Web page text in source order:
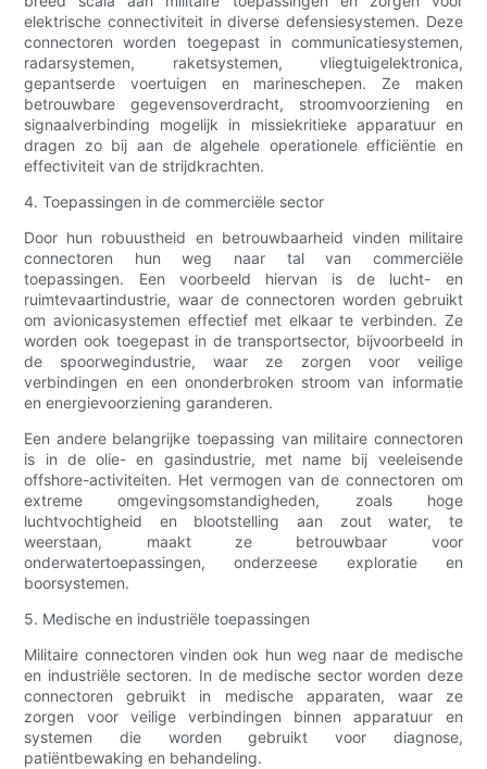
elektrische connectiviteit in diverse defensiesystemen. Deze
connectoren worden toegepast in communicatiesystemen,
radarsystemen, raketsystemen, vliegtuigelektronica,
gepantserde voertuigen en marineschepen. Ze maken
betrouwbare gegevensoverdracht, stroomvoorziening en
signaalverbinding mogelijk in missiekritieke apparatuur en
dragen zo bij aan de algehele operationele efficiëntie en
effectiviteit van de strijdkrachten.
4. Toepassingen in de commerciële sector
Door hun robuustheid en betrouwbaarheid vinden militaire
connectoren hun weg naar tal van commerciële
toepassingen. Een voorbeeld hiervan is de lucht- en
ruimtevaartindustrie, waar de connectoren worden gebruikt
om avionicasystemen effectief met elkaar te verbinden. Ze
worden ook toegepast in de transportsector, bijvoorbeeld in
de spoorwegindustrie, waar ze zorgen voor veilige
verbindingen en een ononderbroken stroom van informatie
en energievoorziening garanderen.
Een andere belangrijke toepassing van militaire connectoren
is in de olie- en gasindustrie, met name bij veeleisende
offshore-activiteiten. Het vermogen van de connectoren om
extreme omgevingsomstandigheden, zoals hoge
luchtvochtigheid en blootstelling aan zout water, te
weerstaan, maakt ze betrouwbaar voor
onderwatertoepassingen, onderzeese exploratie en
boorsystemen.
5. Medische en industriële toepassingen
Militaire connectoren vinden ook hun weg naar de medische
en industriële sectoren. In de medische sector worden deze
connectoren gebruikt in medische apparaten, waar ze
zorgen voor veilige verbindingen binnen apparatuur en
systemen die worden gebruikt voor diagnose,
patiëntbewaking en behandeling.